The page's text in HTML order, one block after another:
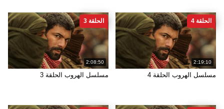
2:19:10
الحلقة 4
مسلسل الهروب الحلقة 4
2:08:50
الحلقة 3
مسلسل الهروب الحلقة 3